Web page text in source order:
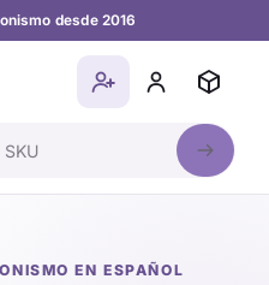
desde 2016
EN ESPAÑOL